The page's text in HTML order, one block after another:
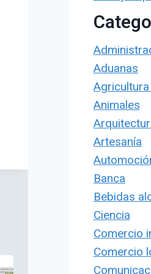
Aduanas
Animales
Artesanía
Banca
Bebidas
Ciencia
Comercio
Comercio